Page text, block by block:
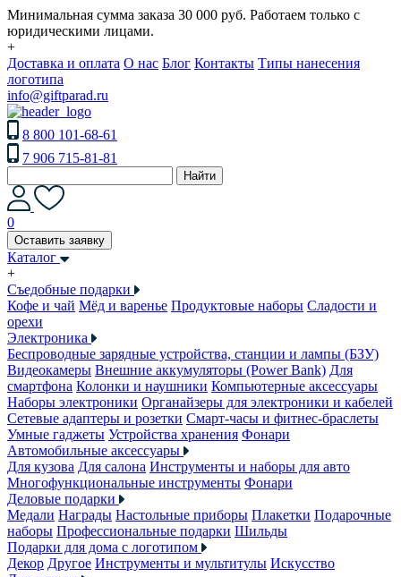
Минимальная сумма заказа 30 000 руб. Работаем только с
юридическими лицами.
+
Доставка и оплата О нас Блог Контакты Типы нанесения
логотипа
info@giftparad.ru
8 800 101-68-61
7 906 715-81-81
Найти
0
Оставить заявку
Каталог
+
Съедобные подарки
Кофе и чай Мёд и варенье Продуктовые наборы Сладости и
орехи
Электроника
Беспроводные зарядные устройства, станции и лампы (БЗУ)
Видеокамеры Внешние аккумуляторы (Power Bank) Для
смартфона Колонки и наушники Компьютерные аксессуары
Наборы электроники Органайзеры для электроники и кабелей
Сетевые адаптеры и розетки Смарт-часы и фитнес-браслеты
Умные гаджеты Устройства хранения Фонари
Автомобильные аксессуары
Для кузова Для салона Инструменты и наборы для авто
Многофункциональные инструменты Фонари
Деловые подарки
Медали Награды Настольные приборы Плакетки Подарочные
наборы Профессиональные подарки Шильды
Подарки для дома с логотипом
Декор Другое Инструменты и мультитулы Искусство